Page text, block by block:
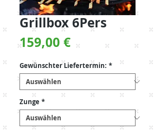
Grillbox 6Pers
159,00 €Preis
Gewünschter Liefertermin: *
Zunge *